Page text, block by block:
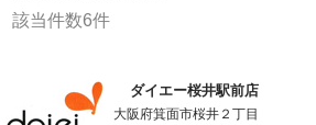
該当件数6件
ダイエー桜井駅前店
大阪府箕面市桜井２丁目